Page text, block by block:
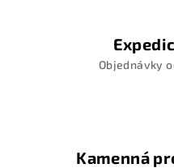
Objednávky
Kamenná